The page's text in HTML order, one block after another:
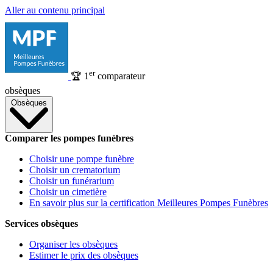
Aller au contenu principal
🏆 1 ercomparateur
obsèques
Obsèques
Comparer les pompes funèbres
Choisir une pompe funèbre
Choisir un crematorium
Choisir un funérarium
Choisir un cimetière
En savoir plus sur la certification Meilleures Pompes Funèbres
Services obsèques
Organiser les obsèques
Estimer le prix des obsèques